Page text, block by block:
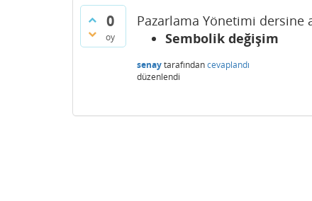
0
oy
Pazarlama Yönetimi
Sembolik değişim
senaytarafındancevaplandı
düzenlendi